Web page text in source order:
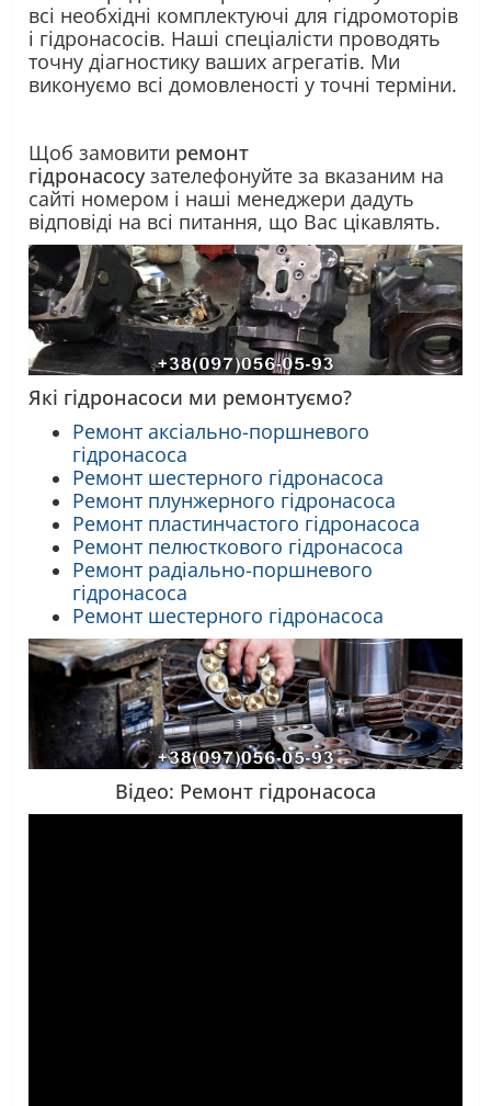
всі необхідні комплектуючі для гідромоторів
і гідронасосів. Наші спеціалісти проводять
точну діагностику ваших агрегатів. Ми
виконуємо всі домовленості у точні терміни.
Щоб замовити ремонт
гідронасосузателефонуйте за вказаним на
сайті номером і наші менеджери дадуть
відповіді на всі питання, що Вас цікавлять.
Які гідронасоси ми ремонтуємо?
Ремонт аксіально-поршневого
гідронасоса
Ремонт шестерного гідронасоса
Ремонт плунжерного гідронасоса
Ремонт пластинчастого гідронасоса
Ремонт пелюсткового гідронасоса
Ремонт радіально-поршневого
гідронасоса
Ремонт шестерного гідронасоса
Відео: Ремонт гідронасоса